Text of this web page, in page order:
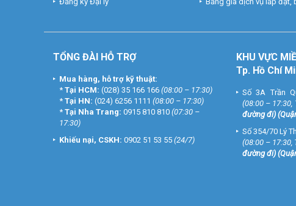
TỔNG ĐÀI HỖ TRỢ
Mua hàng, hỗ trợ kỹ thuật:
* Tại HCM: (028) 35 166 166 (08:00 – 17:30)
* Tại HN: (024) 6256 1111 (08:00 – 17:30)
* Tại Nha Trang: 0915 810 810 (07:30 –
17:30)
Khiếu nại, CSKH: 0902 51 53 55 (24/7)
KHU VỰC
Tp. Hồ Chí
Số 3A Trần
(08:00 –
đường đi)
Số 354/70 Lý
(08:00 – 17:30,
đường đi)